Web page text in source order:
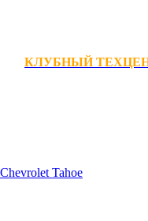
КЛУБНЫЙ ТЕХЦЕНТР
Tahoe